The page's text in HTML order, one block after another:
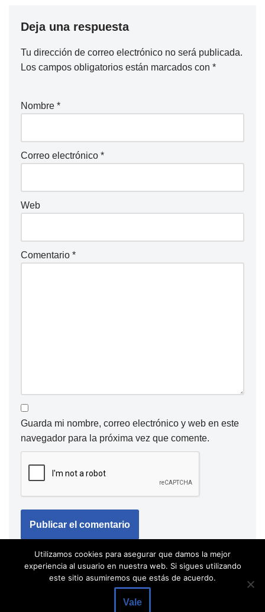
Deja una respuesta
Tu dirección de correo electrónico no será publicada.
Los campos obligatorios están marcados con *
Nombre *
Correo electrónico *
Web
Comentario *
Guarda mi nombre, correo electrónico y web en este
navegador para la próxima vez que comente.
Utilizamos cookies para asegurar que damos la mejor
experiencia al usuario en nuestra web. Si sigues utilizando
este sitio asumiremos que estás de acuerdo.
Vale